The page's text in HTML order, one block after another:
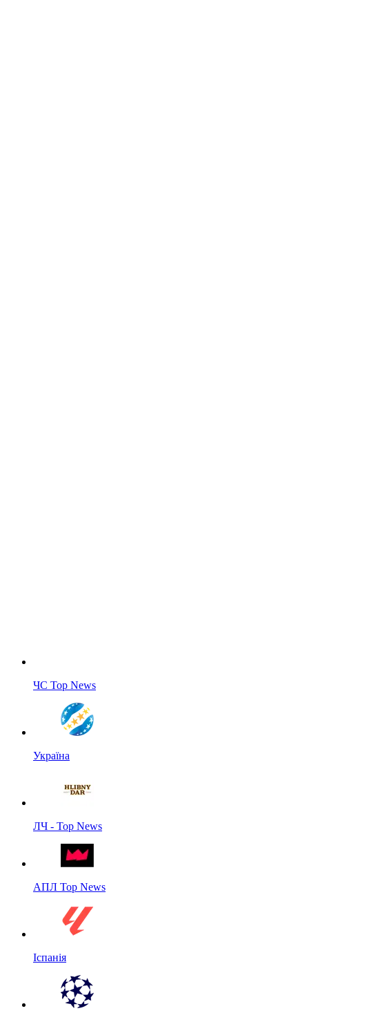
ЧС Top News
Україна
ЛЧ - Top News
АПЛ Top News
Іспанія